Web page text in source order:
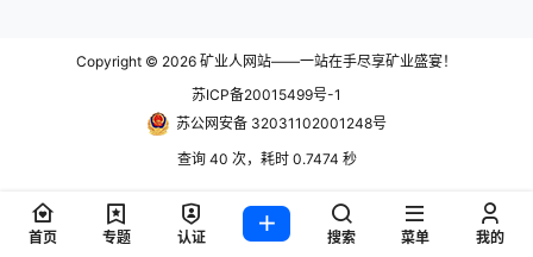
Copyright © 2026 矿业人网站——一站在手尽享矿业盛宴！
苏ICP备20015499号-1
苏公网安备 32031102001248号
查询 40 次，耗时 0.7474 秒
首页 专题 认证 搜索 菜单 我的